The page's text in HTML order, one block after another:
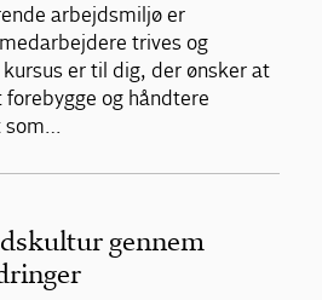
arbejdsmiljø er
trives og
er til dig, der ønsker at
og håndtere
som…
gennem